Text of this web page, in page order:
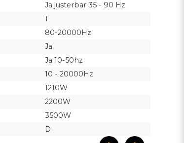
Ja justerbar 35 - 90 Hz
1
80-20000Hz
Ja
Ja 10-50hz
10 - 20000Hz
1210W
2200W
3500W
D